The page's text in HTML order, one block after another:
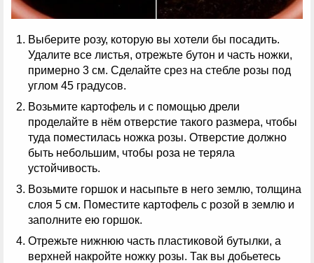
Выберите розу, которую вы хотели бы посадить.
Удалите все листья, отрежьте бутон и часть ножки,
примерно 3 см. Сделайте срез на стебле розы под
углом 45 градусов.
Возьмите картофель и с помощью дрели
проделайте в нём отверстие такого размера, чтобы
туда поместилась ножка розы. Отверстие должно
быть небольшим, чтобы роза не теряла
устойчивость.
Возьмите горшок и насыпьте в него землю, толщина
слоя 5 см. Поместите картофель с розой в землю и
заполните ею горшок.
Отрежьте нижнюю часть пластиковой бутылки, а
верхней накройте ножку розы. Так вы добьетесь